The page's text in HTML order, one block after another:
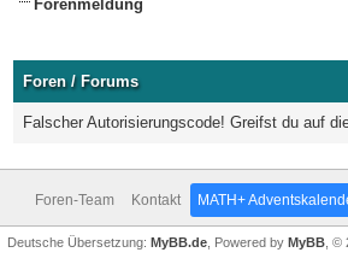
Forenmeldung
Foren / Forums
Falscher Autorisierungscode! Greifst du auf
Foren-Team Kontakt MATH+
Deutsche Übersetzung: MyBB.de , Powered by MyBB ,